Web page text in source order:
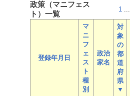
政策（マニフェス
ト）一覧
1 ...
登録年月日
マ
ニ
フ
ェ
ス
ト
種
別
政治
家名
対
象
の
都
道
府
県
▼